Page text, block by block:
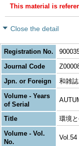
This material is
Close the detail
Registration No.
Journal Code
Jpn. or Foreign
和雑誌
Volume - Years
of Serial
Title
環境
Volume - Vol.
No.
Vol.54